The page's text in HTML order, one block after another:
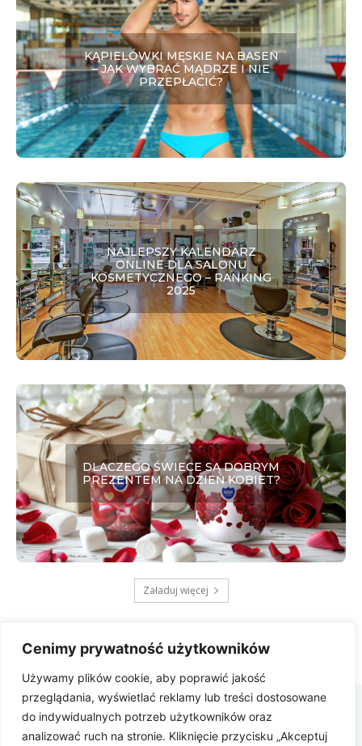
Cenimy prywatność użytkowników
Używamy plików cookie, aby poprawić jakość
przeglądania, wyświetlać reklamy lub treści dostosowane
do indywidualnych potrzeb użytkowników oraz
analizować ruch na stronie. Kliknięcie przycisku „Akceptuj
KĄPIELÓWKI MĘSKIE NA BASEN
– JAK WYBRAĆ MĄDRZE I NIE
PRZEPŁACIĆ?
NAJLEPSZY KALENDARZ
ONLINE DLA SALONU
KOSMETYCZNEGO – RANKING
2025
DLACZEGO ŚWIECE SĄ DOBRYM
PREZENTEM NA DZIEŃ KOBIET?
Załaduj więcej
Zbygniew
COM